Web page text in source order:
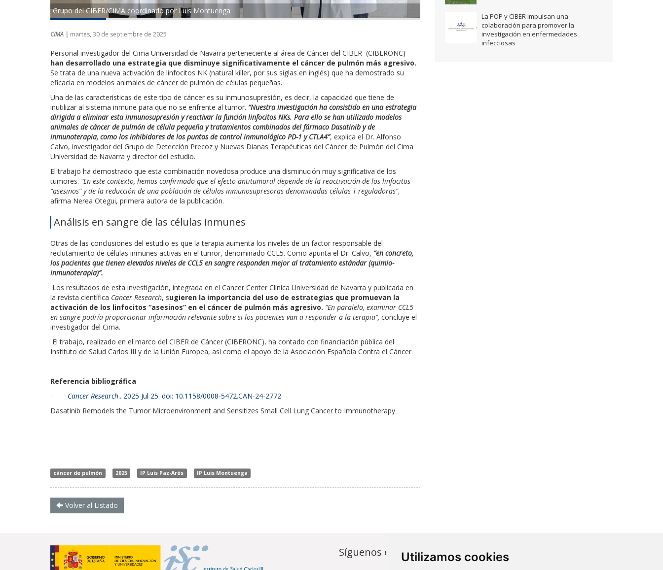
Utilizamos cookies
Grupo del CIBER/CIMA coordinado por Luis Montuenga
CIMA | martes, 30 de septiembre de 2025
Personal investigador del Cima Universidad de Navarra perteneciente al área de Cáncer del CIBER (CIBERONC)
han desarrollado una estrategia que disminuye significativamente el cáncer de pulmón más agresivo.
Se trata de una nueva activación de linfocitos NK (natural killer, por sus siglas en inglés) que ha demostrado su
eficacia en modelos animales de cáncer de pulmón de células pequeñas.
Una de las características de este tipo de cáncer es su inmunosupresión, es decir, la capacidad que tiene de
inutilizar al sistema inmune para que no se enfrente al tumor. “Nuestra investigación ha consistido en una estrategia
dirigida a eliminar esta inmunosupresión y reactivar la función linfocitos NKs. Para ello se han utilizado modelos
animales de cáncer de pulmón de célula pequeña y tratamientos combinados del fármaco Dasatinib y de
inmunoterapia, como los inhibidores de los puntos de control inmunológico PD-1 y CTLA4”, explica el Dr. Alfonso
Calvo, investigador del Grupo de Detección Precoz y Nuevas Dianas Terapéuticas del Cáncer de Pulmón del Cima
Universidad de Navarra y director del estudio.
El trabajo ha demostrado que esta combinación novedosa produce una disminución muy significativa de los
tumores. “En este contexto, hemos confirmado que el efecto antitumoral depende de la reactivación de los linfocitos
“asesinos” y de la reducción de una población de células inmunosupresoras denominadas células T reguladoras”,
afirma Nerea Otegui, primera autora de la publicación.
Análisis en sangre de las células inmunes
Otras de las conclusiones del estudio es que la terapia aumenta los niveles de un factor responsable del
reclutamiento de células inmunes activas en el tumor, denominado CCL5. Como apunta el Dr. Calvo, “en concreto,
los pacientes que tienen elevados niveles de CCL5 en sangre responden mejor al tratamiento estándar (quimio-
inmunoterapia)”.
Los resultados de esta investigación, integrada en el Cancer Center Clínica Universidad de Navarra y publicada en
la revista científica Cancer Research, sugieren la importancia del uso de estrategias que promuevan la
activación de los linfocitos “asesinos” en el cáncer de pulmón más agresivo. “En paralelo, examinar CCL5
en sangre podría proporcionar información relevante sobre si los pacientes van a responder a la terapia”, concluye el
investigador del Cima.
El trabajo, realizado en el marco del CIBER de Cáncer (CIBERONC), ha contado con financiación pública del
Instituto de Salud Carlos III y de la Unión Europea, así como el apoyo de la Asociación Española Contra el Cáncer.
Referencia bibliográfica
· Cancer Research.. 2025 Jul 25. doi: 10.1158/0008-5472.CAN-24-2772
Dasatinib Remodels the Tumor Microenvironment and Sensitizes Small Cell Lung Cancer to Immunotherapy
cáncer de pulmón 2025 IP Luis Paz-Arés IP Luis Montuenga
Volver al Listado
La POP y CIBER impulsan una
colaboración para promover la
investigación en enfermedades
infecciosas
Síguenos en... Contacto